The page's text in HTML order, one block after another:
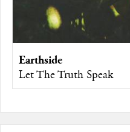
Earthside
Let The Truth Speak